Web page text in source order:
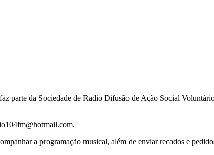
parte da Sociedade de Radio Difusão de Ação Social
a programação musical, além de enviar recados e